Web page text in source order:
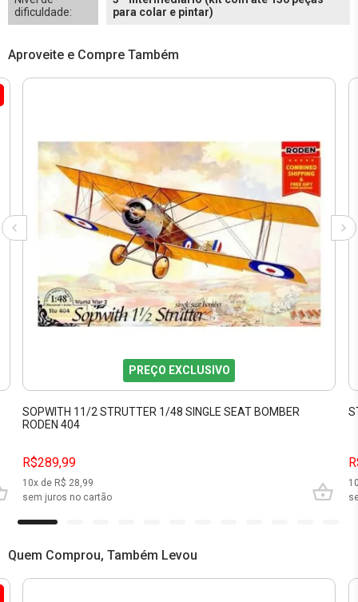
dificuldade:
para colar e pintar)
Aproveite e Compre Também
PREÇO EXCLUSIVO
SOPWITH 11/2 STRUTTER 1/48 SINGLE SEAT BOMBER
RODEN 404
R$289,99
10x de R$ 28,99
sem juros no cartão
Quem Comprou, Também Levou